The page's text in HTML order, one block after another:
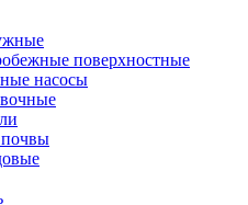
поверхностные
насосы